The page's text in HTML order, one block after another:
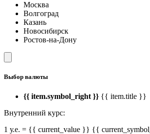
Москва
Волгоград
Казань
Новосибирск
Ростов-на-Дону
Выбор валюты
{{ item.symbol_right }} {{ item.title }}
Внутренний курс:
1 у.е. = {{ current_value }} {{